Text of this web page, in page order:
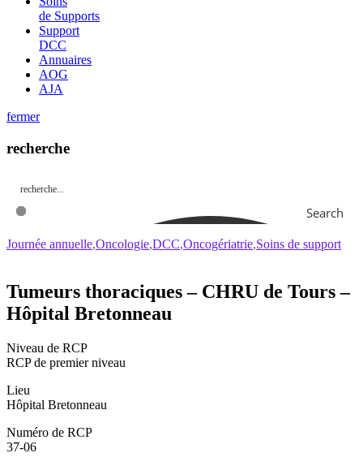
de Supports
Support
DCC
Annuaires
AOG
AJA
fermer
recherche
Search
Journée annuelle Oncologie DCC Oncogériatrie Soins de support
Tumeurs thoraciques – CHRU de Tours –
Hôpital Bretonneau
Niveau de RCP
RCP de premier niveau
Lieu
Hôpital Bretonneau
Numéro de RCP
37-06